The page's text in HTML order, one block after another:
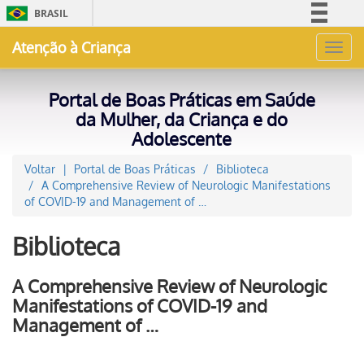
BRASIL
Acesso à informação
Atenção à Criança
Portal de Boas Práticas em Saúde
da Mulher, da Criança e do
Adolescente
Voltar Portal de Boas Práticas
Biblioteca
A Comprehensive Review of Neurologic Manifestations
of COVID-19 and Management of …
Biblioteca
A Comprehensive Review of Neurologic
Manifestations of COVID-19 and
Management of …